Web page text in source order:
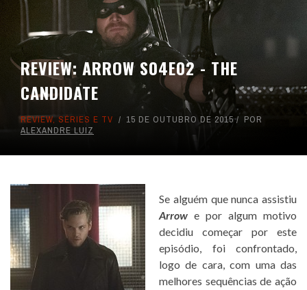
REVIEW: ARROW S04E02 - THE
CANDIDATE
REVIEW, SÉRIES E TV 15 DE OUTUBRO DE 2015
POR
ALEXANDRE LUIZ
Se alguém que nunca assistiu
Arrow e por algum motivo
decidiu começar por este
episódio, foi confrontado,
logo de cara, com uma das
melhores sequências de ação